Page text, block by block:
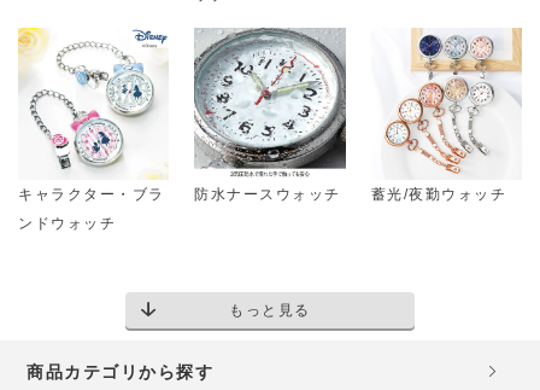
キャラクター・ブラ
ンドウォッチ
防水ナースウォッチ 蓄光/夜勤ウォッチ
もっと見る
商品カテゴリから探す